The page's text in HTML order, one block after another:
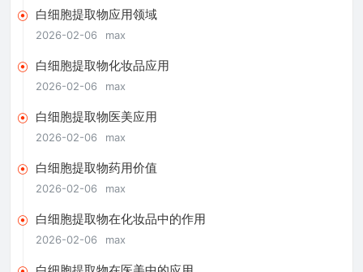
白细胞提取物应用领域
2026-02-06 max
白细胞提取物化妆品应用
2026-02-06 max
白细胞提取物医美应用
2026-02-06 max
白细胞提取物药用价值
2026-02-06 max
白细胞提取物在化妆品中的作用
2026-02-06 max